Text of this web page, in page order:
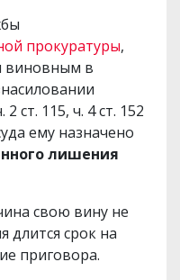
прокуратуры,
виновным в
ст. 115, ч. 4 ст. 152
ему назначено
лишения
свою вину не
длится срок на
приговора.